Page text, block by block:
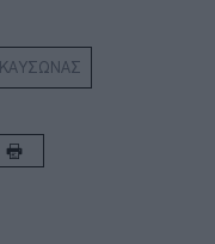
ΚΑΥΣΩΝΑΣ